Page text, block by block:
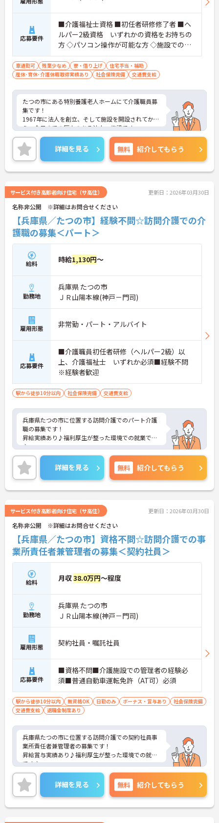
応募要件
■介護福祉士資格 ■初任者研修修了者 ■ヘ
ルパー2級資格 いずれかの資格をお持ちの
方 ◇パソコン操作が可能な方 ◇施設での勤
務経験不問！
車通勤可 残業少なめ 寮・借り上げ
住宅手当・補助
産休･育休･介護休暇取得実績あり
社会保険完備 交通費支給
たつの市にある特別養護老人ホームにて介護職員募
集です！
1967年に法人を創立、そして施設を開設されてか
ら、今日までの歴史のある法人・施設です。
養護老人ホーム、特別養護老人ホーム、デイサービ
スセンター、小規模多機能型居宅介護事業所など多
くの施設を運営していらっしゃいます。夜勤もござ
いますが、時間外勤務は月平均5時間程度と少なめ
ですので、プライベートとのバランスをとりなが
「人の手で介護を行う」ことを基本とした施設で、
利用者様と密に関わりながらご勤務したい方におす
すめの求人です！
詳細を見る 無料 紹介してもらう
サービス付き高齢者向け住宅（サ高住） 更新日：2026年03月30日
名称非公開 ※詳細はお問合せください
【兵庫県／たつの市】経験不問☆訪問介護での介
護職の募集＜パート＞
給料 時給1,130円～
勤務地
兵庫県 たつの市
ＪＲ山陽本線(神戸－門司)
雇用形態 非常勤・パート・アルバイト
応募要件
■介護職員初任者研修（ヘルパー2級）以
上、介護福祉士 いずれか必須■経験不問
※経験者歓迎
駅から徒歩10分以内 社会保険完備 交通費支給
兵庫県たつの市に位置する訪問介護でのパート介護
職の募集です！
昇給実績あり♪福利厚生が整った環境での就業です
♪
ご興味のある方には、詳しく面接ポイント等お伝え
させていただきますので、お気軽にご相談くださ
い。
詳細を見る 無料 紹介してもらう
サービス付き高齢者向け住宅（サ高住） 更新日：2026年03月30日
名称非公開 ※詳細はお問合せください
【兵庫県／たつの市】資格不問☆訪問介護での事
業所責任者兼管理者の募集＜契約社員＞
給料 月収38.0万円～程度
勤務地
兵庫県 たつの市
ＪＲ山陽本線(神戸－門司)
雇用形態 契約社員・嘱託社員
応募要件
■資格不問■介護施設での管理者の経験必
須■普通自動車運転免許（AT可）必須
駅から徒歩10分以内 無資格OK 日勤のみ ボーナス・賞与あり
社会保険完備
交通費支給
退職金制度あり
兵庫県たつの市に位置する訪問介護での契約社員事
業所責任者兼管理者の募集です！
昇給賞与実績あり♪福利厚生が整った環境での就業
です♪
ご興味のある方には、詳しく面接ポイント等お伝え
させていただきますので、お気軽にご相談くださ
い。
詳細を見る 無料 紹介してもらう